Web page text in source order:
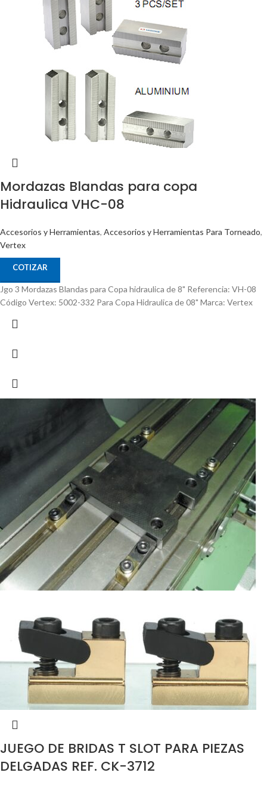
Mordazas Blandas para copa
Hidraulica VHC-08
Accesorios y Herramientas, Accesorios y Herramientas Para Torneado,
Vertex
COTIZAR
Jgo 3 Mordazas Blandas para Copa hidraulica de 8" Referencia: VH-08
Código Vertex: 5002-332 Para Copa Hidraulica de 08" Marca: Vertex
JUEGO DE BRIDAS T SLOT PARA PIEZAS
DELGADAS REF. CK-3712